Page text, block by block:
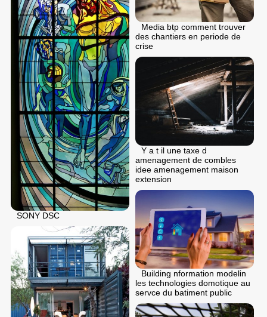
Media btp comment trouver
des chantiers en periode de
crise
SONY DSC
Y a t il une taxe d
amenagement de combles
idee amenagement maison
extension
Building nformation modelin
les technologies domotique au
servce du batiment public